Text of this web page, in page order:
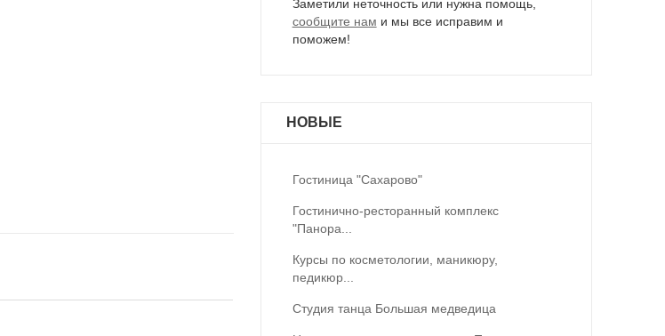
Заметили неточность или нужна помощь,
сообщите нам и мы все исправим и
поможем!
НОВЫЕ
Гостиница "Сахарово"
Гостинично-ресторанный комплекс
"Панора...
Курсы по косметологии, маникюру,
педикюр...
Студия танца Большая медведица